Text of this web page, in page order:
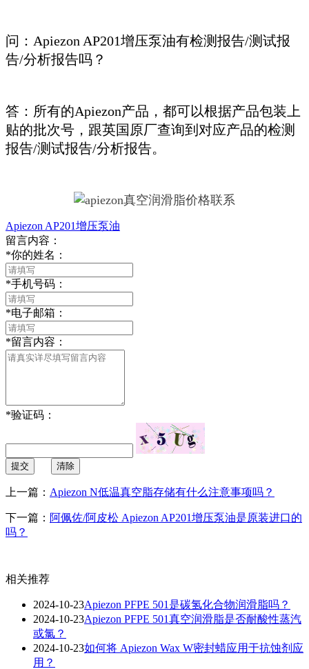
问：Apiezon AP201增压泵油有检测报告/测试报
告/分析报告吗？
答：所有的Apiezon产品，都可以根据产品包装上
贴的批次号，跟英国原厂查询到对应产品的检测
报告/测试报告/分析报告。
Apiezon AP201增压泵油
留言内容：
*你的姓名：
*手机号码：
*电子邮箱：
*留言内容：
*验证码：
提交 清除
上一篇： Apiezon N低温真空脂存储有什么注意事项吗？
下一篇： 阿佩佐/阿皮松 Apiezon AP201增压泵油是原装进口的
吗？
相关推荐
2024-10-23Apiezon PFPE 501是碳氢化合物润滑脂吗？
2024-10-23Apiezon PFPE 501真空润滑脂是否耐酸性蒸汽
或氯？
2024-10-23如何将 Apiezon Wax W密封蜡应用于抗蚀剂应
用？